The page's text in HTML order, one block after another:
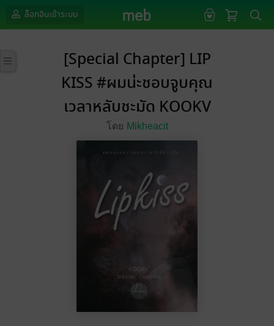
ล็อกอินเข้าระบบ
[Special Chapter] LIP
KISS #ผมน่ะชอบจูบคุณ
เวลาหลับชะมัด KOOKV
โดย Mikheacit